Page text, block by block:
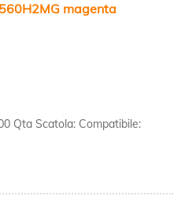
magenta
Qta Scatola: Compatibile: